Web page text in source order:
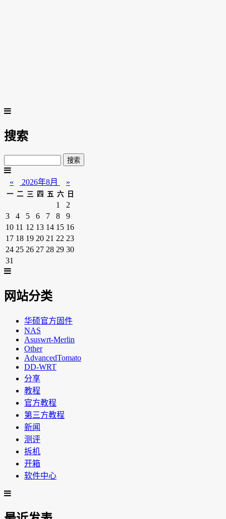
搜索
« 2026年8月 »
一 二 三 四 五 六 日
1
2
3
4 5 6 7 8
9
10 11 12 13 14 15 16
17 18 19 20 21 22 23
24 25 26 27 28 29 30
31
网站分类
华硕官方固件
NAS
Asuswrt-Merlin
Other
AdvancedTomato
DD-WRT
分享
教程
官方教程
第三方教程
新闻
测评
拆机
开箱
软件中心